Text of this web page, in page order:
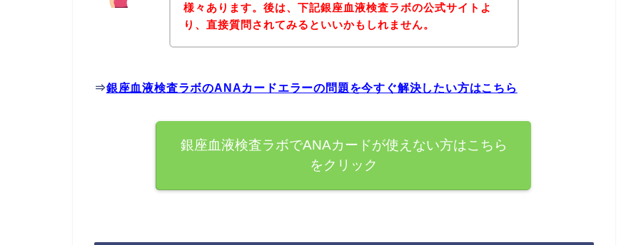
様々あります。後は、下記銀座血液検査ラボの公式サイトよ
り、直接質問されてみるといいかもしれません。
⇒銀座血液検査ラボのANAカードエラーの問題を今すぐ解決したい方はこちら
銀座血液検査ラボでANAカードが使えない方はこちら
をクリック